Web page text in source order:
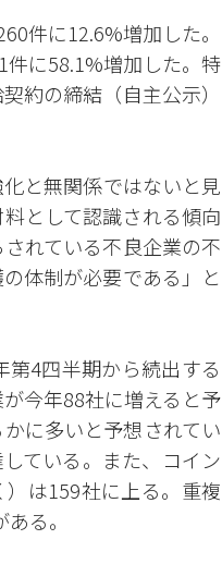
件に12.6%増加した。
に58.1%増加した。特
約の締結（自主公示）
と無関係ではないと見
として認識される傾向
れている不良企業の不
体制が必要である」と
4四半期から続出する
今年88社に増えると予
に多いと予想されてい
ている。また、コイン
は159社に上る。重複
る。